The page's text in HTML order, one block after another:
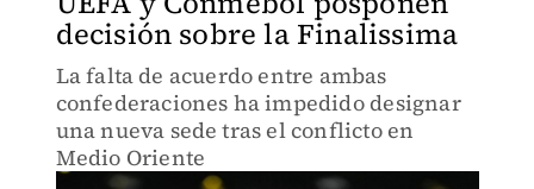
decisión sobre la Finalissima
La falta de acuerdo entre ambas
confederaciones ha impedido designar
una nueva sede tras el conflicto en
Medio Oriente